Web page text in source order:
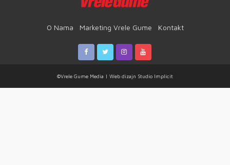
O Nama Marketing Vrele Gume Kontakt
©Vrele Gume Media | Web dizajn Studio Implicit